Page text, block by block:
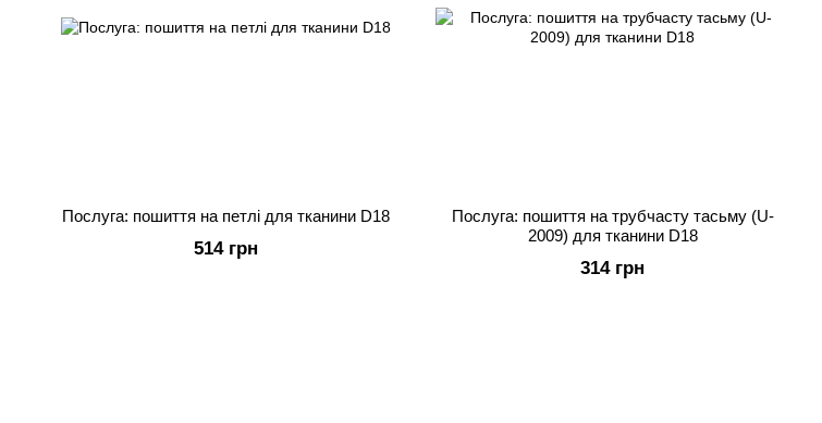
Послуга: пошиття на петлі для тканини D18
514 грн
Послуга: пошиття на трубчасту тасьму (U-
2009) для тканини D18
314 грн